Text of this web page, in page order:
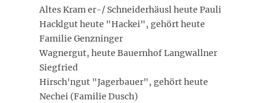
Altes Kram er-/ Schneiderhäusl heute Pauli
Hacklgut heute "Hackei", gehört heute
Familie Genzninger
Wagnergut, heute Bauernhof Langwallner
Siegfried
Hirsch'ngut "Jagerbauer", gehört heute
Nechei (Familie Dusch)